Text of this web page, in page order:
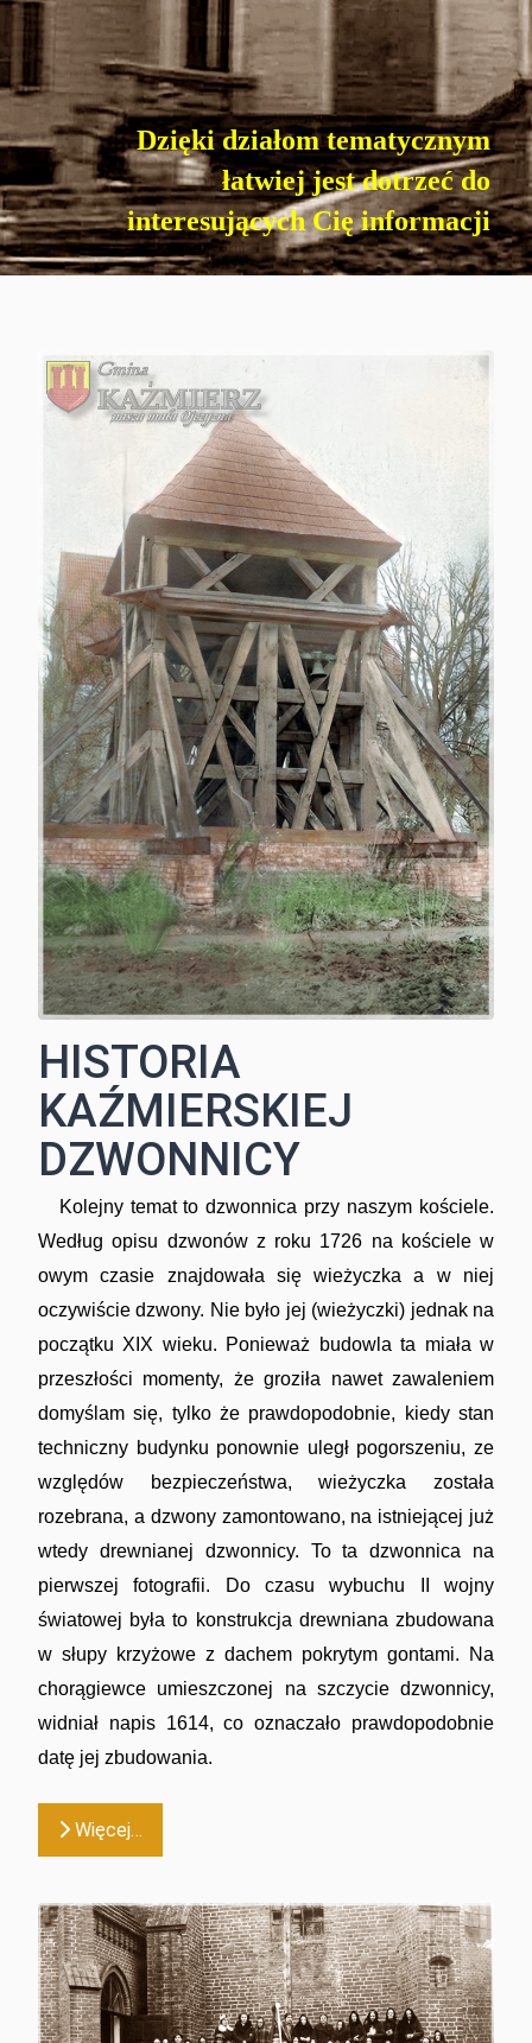
Dzięki działom tematycznym
łatwiej jest dotrzeć do
interesujących Cię informacji
HISTORIA
KAŹMIERSKIEJ
DZWONNICY
Kolejny temat to dzwonnica przy naszym kościele.
Według opisu dzwonów z roku 1726 na kościele w
owym czasie znajdowała się wieżyczka a w niej
oczywiście dzwony. Nie było jej (wieżyczki) jednak na
początku XIX wieku. Ponieważ budowla ta miała w
przeszłości momenty, że groziła nawet zawaleniem
domyślam się, tylko że prawdopodobnie, kiedy stan
techniczny budynku ponownie uległ pogorszeniu, ze
względów bezpieczeństwa, wieżyczka została
rozebrana, a dzwony zamontowano, na istniejącej już
wtedy drewnianej dzwonnicy. To ta dzwonnica na
pierwszej fotografii. Do czasu wybuchu II wojny
światowej była to konstrukcja drewniana zbudowana
w słupy krzyżowe z dachem pokrytym gontami. Na
chorągiewce umieszczonej na szczycie dzwonnicy,
widniał napis 1614, co oznaczało prawdopodobnie
datę jej zbudowania.
Więcej…
Imprezy masowe
Sport
Ciekawe historie
Towarzystwo Miłośników Wilna i Ziemi
Wileńskiej